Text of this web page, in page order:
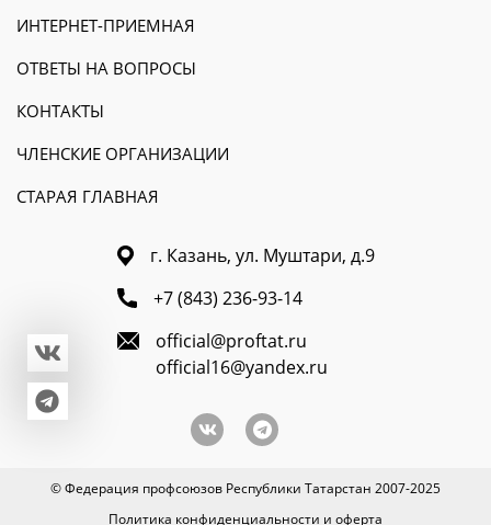
ИНТЕРНЕТ-ПРИЕМНАЯ
ОТВЕТЫ НА ВОПРОСЫ
КОНТАКТЫ
ЧЛЕНСКИЕ ОРГАНИЗАЦИИ
СТАРАЯ ГЛАВНАЯ
г. Казань, ул. Муштари, д.9
+7 (843) 236-93-14
official@proftat.ru
official16@yandex.ru
© Федерация профсоюзов Республики Татарстан 2007-2025
Политика конфиденциальности и оферта